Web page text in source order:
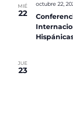
MIÉ
22
octubre 22,
JUE
23